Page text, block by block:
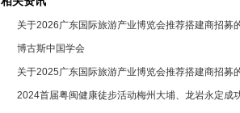
关于2026广东国际旅游产业博览会推荐搭建商招募
博古斯中国学会
关于2025广东国际旅游产业博览会推荐搭建商招募
2024首届粤闽健康徒步活动梅州大埔、龙岩永定成